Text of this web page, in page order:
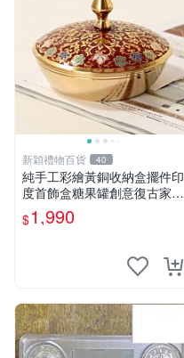
新穎禮物百貨 40
純手工彩繪黃銅收納盒擺件印
度首飾盒糖果罐創意復古家居
裝飾擺設
$1,990